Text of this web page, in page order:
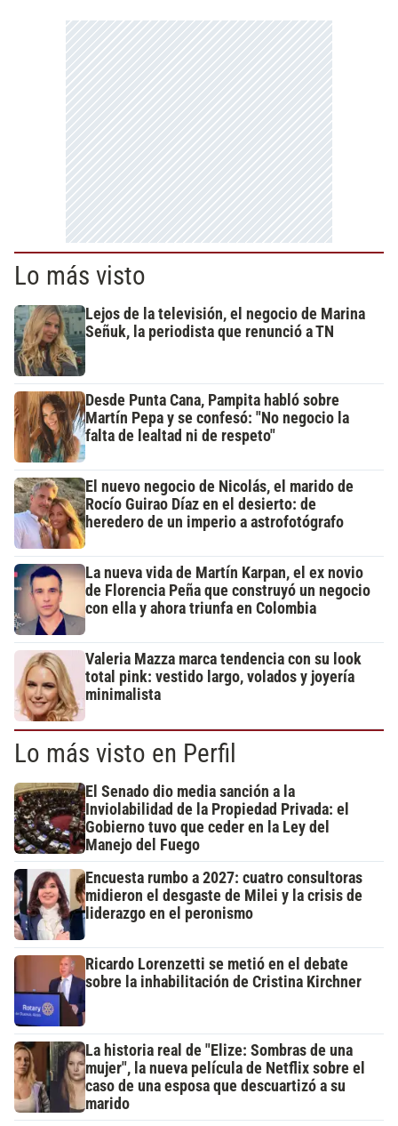
Lo más visto
Lejos de la televisión, el negocio de Marina
Señuk, la periodista que renunció a TN
Desde Punta Cana, Pampita habló sobre
Martín Pepa y se confesó: "No negocio la
falta de lealtad ni de respeto"
El nuevo negocio de Nicolás, el marido de
Rocío Guirao Díaz en el desierto: de
heredero de un imperio a astrofotógrafo
La nueva vida de Martín Karpan, el ex novio
de Florencia Peña que construyó un negocio
con ella y ahora triunfa en Colombia
Valeria Mazza marca tendencia con su look
total pink: vestido largo, volados y joyería
minimalista
Lo más visto en Perfil
El Senado dio media sanción a la
Inviolabilidad de la Propiedad Privada: el
Gobierno tuvo que ceder en la Ley del
Manejo del Fuego
Encuesta rumbo a 2027: cuatro consultoras
midieron el desgaste de Milei y la crisis de
liderazgo en el peronismo
Ricardo Lorenzetti se metió en el debate
sobre la inhabilitación de Cristina Kirchner
La historia real de "Elize: Sombras de una
mujer", la nueva película de Netflix sobre el
caso de una esposa que descuartizó a su
marido